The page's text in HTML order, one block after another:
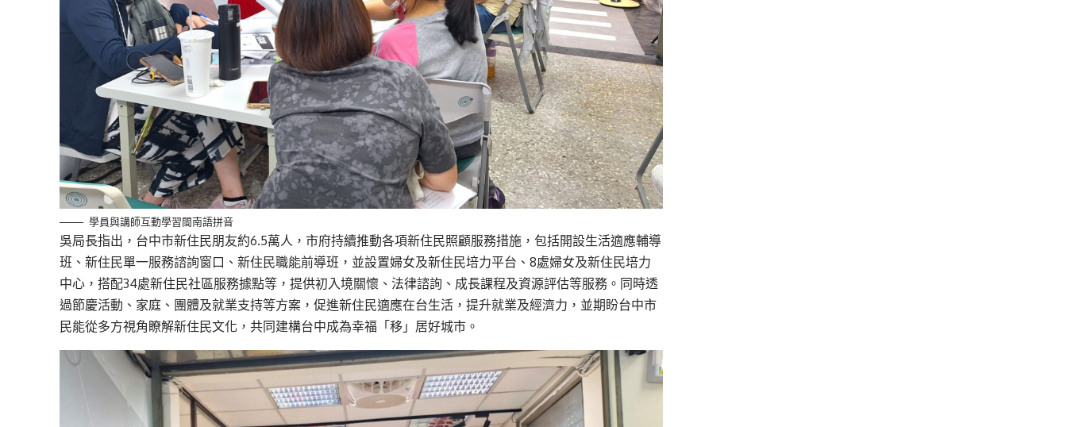
學員與講師互動學習閩南語拼音
吳局長指出，台中市新住民朋友約6.5萬人，市府持續推動各項新住民照顧服務措施，包括開設生活適應輔導
班、新住民單一服務諮詢窗口、新住民職能前導班，並設置婦女及新住民培力平台、8處婦女及新住民培力
中心，搭配34處新住民社區服務據點等，提供初入境關懷、法律諮詢、成長課程及資源評估等服務。同時透
過節慶活動、家庭、團體及就業支持等方案，促進新住民適應在台生活，提升就業及經濟力，並期盼台中市
民能從多方視角瞭解新住民文化，共同建構台中成為幸福「移」居好城市。